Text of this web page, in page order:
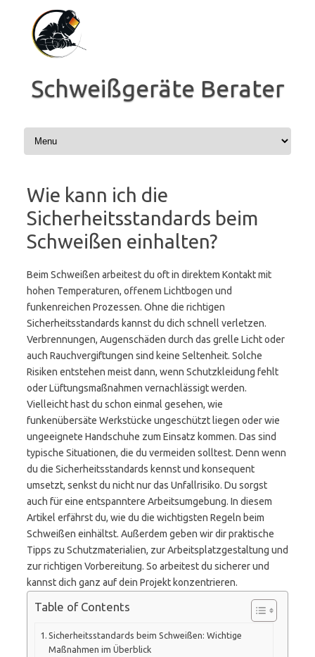
Inhalt
springen
Schweißgeräte Berater
Wie kann ich die
Sicherheitsstandards beim
Schweißen einhalten?
Beim Schweißen arbeitest du oft in direktem Kontakt mit
hohen Temperaturen, offenem Lichtbogen und
funkenreichen Prozessen. Ohne die richtigen
Sicherheitsstandards kannst du dich schnell verletzen.
Verbrennungen, Augenschäden durch das grelle Licht oder
auch Rauchvergiftungen sind keine Seltenheit. Solche
Risiken entstehen meist dann, wenn Schutzkleidung fehlt
oder Lüftungsmaßnahmen vernachlässigt werden.
Vielleicht hast du schon einmal gesehen, wie
funkenübersäte Werkstücke ungeschützt liegen oder wie
ungeeignete Handschuhe zum Einsatz kommen. Das sind
typische Situationen, die du vermeiden solltest. Denn wenn
du die Sicherheitsstandards kennst und konsequent
umsetzt, senkst du nicht nur das Unfallrisiko. Du sorgst
auch für eine entspanntere Arbeitsumgebung. In diesem
Artikel erfährst du, wie du die wichtigsten Regeln beim
Schweißen einhältst. Außerdem geben wir dir praktische
Tipps zu Schutzmaterialien, zur Arbeitsplatzgestaltung und
zur richtigen Vorbereitung. So arbeitest du sicherer und
kannst dich ganz auf dein Projekt konzentrieren.
Table of Contents
Sicherheitsstandards beim Schweißen: Wichtige
Maßnahmen im Überblick